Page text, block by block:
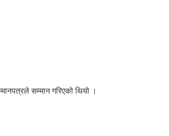
सम्मान गरिएको थियो ।